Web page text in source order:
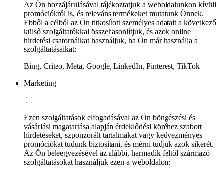
Az Ön hozzájárulásával tájékoztatjuk a weboldalunkon kívüli
promóciókról is, és releváns termékeket mutatunk Önnek.
Ebből a célból az Ön titkosított személyes adatait a következő
külső szolgáltatókkal összehasonlítjuk, és azok online
hirdetési csatornáikat használjuk, ha Ön már használja a
szolgáltatásaikat:
Bing, Criteo, Meta, Google, LinkedIn, Pinterest, TikTok
Marketing
Ezen szolgáltatások elfogadásával az Ön böngészési és
vásárlási magatartása alapján érdeklődési köréhez szabott
hirdetéseket, szponzorált tartalmakat vagy kedvezményes
promóciókat tudunk biztosítani, és mérni tudjuk azok sikerét.
Az Ön beleegyezésével az alábbi, harmadik féltől származó
szolgáltatásokat használjuk ezen a weboldalon: